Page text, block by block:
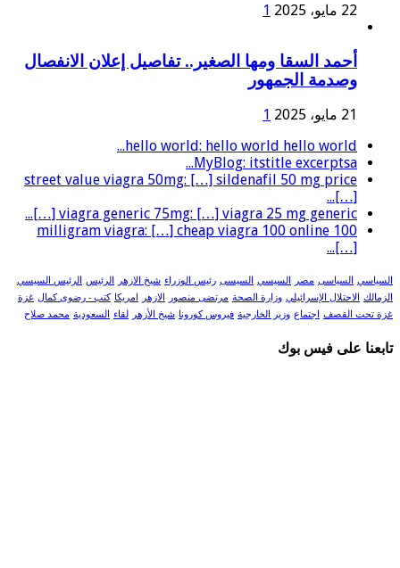
22 مايو، 2025 1
أحمد السقا ومها الصغير.. تفاصيل إعلان الانفصال
وصدمة الجمهور
21 مايو، 2025
1
hello world: hello world hello world...
MyBlog: itstitle excerptsa...
street value viagra 50mg: […] sildenafil 50 mg price
[…]...
viagra generic 75mg: […] viagra 25 mg generic […]...
100 milligram viagra: […] cheap viagra 100 online
[…]...
السياسي السياسى مصر السيسي السيسى رئيس الوزراء شيخ الازهر الرئيس الرئيس السيسي
الزمالك الاحتلال الإسرائيلي وزارة الصحة مرتضى منصور الازهر امريكا كتب - رضوى كمال غزة
غزة تحت القصف اجتماع وزير الخارجية فيروس كورونا شيخ الأزهر لقاء السعودية محمد صلاح
تابعنا على فيس بوك